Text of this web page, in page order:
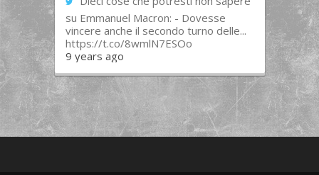
su Emmanuel Macron: - Dovesse
vincere anche il secondo turno delle...
https://t.co/8wmlN7ESOo
9 years ago